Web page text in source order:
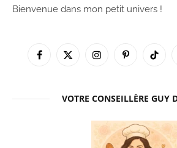
Bienvenue dans mon petit univers !
Facebook
X
InstagramPinterestTikTok
VOTRE CONSEILLÈRE GUY